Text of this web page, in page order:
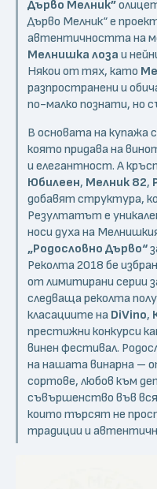
Дърво Мелник”
Дърво Мелник“ е
автентичността на
Мелнишка лоза и
Някои от тях, като
разпространени и
по-малко познати, но
В основата на купажа
която придава на
и елегантност. А
Юбилеен, Мелник 82,
добавят структура,
Резултатът е
носи духа на
„Родословно Дърво“
Реколта 2018 бе
от лимитирани серии
следваща реколта
класациите на DiVino,
престижни конкурси
винен фестивал.
на нашата винарна –
сортове, любов към
съвършенство във
които търсят не
традиции и